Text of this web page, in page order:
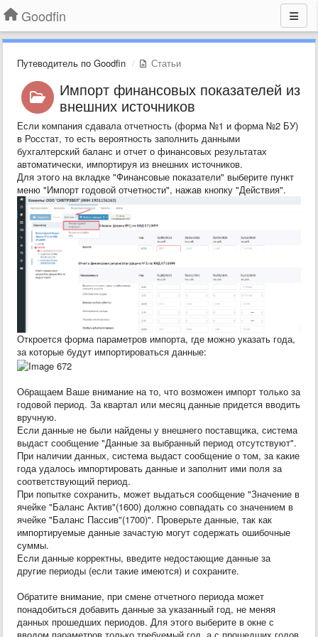
Goodfin
Путеводитель по Goodfin Статьи
Импорт финансовых показателей из
внешних источников
Если компания сдавала отчетность (форма №1 и форма №2 БУ)
в Росстат, то есть вероятность заполнить данными
бухгалтерский баланс и отчет о финансовых результатах
автоматически, импортируя из внешних источников.
Для этого на вкладке "Финансовые показатели" выберите пункт
меню "Импорт годовой отчетности", нажав кнопку "Действия".
Откроется форма параметров импорта, где можно указать года,
за которые будут импортироваться данные:
Обращаем Ваше внимание на то, что возможен импорт только за
годовой период. За квартал или месяц данные придется вводить
вручную.
Если данные не были найдены у внешнего поставщика, система
выдаст сообщение "Данные за выбранный период отсутствуют".
При наличии данных, система выдаст сообщение о том, за какие
года удалось импортировать данные и заполнит ими поля за
соответствующий период.
При попытке сохранить, может выдаться сообщение "Значение в
ячейке "Баланс Актив"(1600) должно совпадать со значением в
ячейке "Баланс Пассив"(1700)". Проверьте данные, так как
импортируемые данные зачастую могут содержать ошибочные
суммы.
Если данные корректны, введите недостающие данные за
другие периоды (если такие имеются) и сохраните.
Обратите внимание, при смене отчетного периода может
понадобиться добавить данные за указанный год, не меняя
данных прошедших периодов. Для этого выберите в окне с